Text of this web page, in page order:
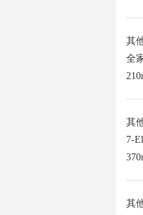
其
全
其
7-
其